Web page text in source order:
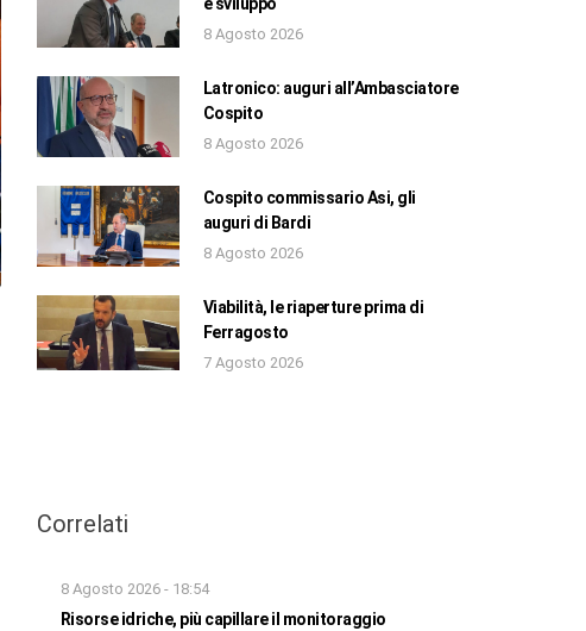
8 Agosto 2026
Latronico: auguri all’Ambasciatore
Cospito
8 Agosto 2026
Cospito commissario Asi, gli
auguri di Bardi
8 Agosto 2026
Viabilità, le riaperture prima di
Ferragosto
7 Agosto 2026
Correlati
8 Agosto 2026 - 18:54
Risorse idriche, più capillare il monitoraggio